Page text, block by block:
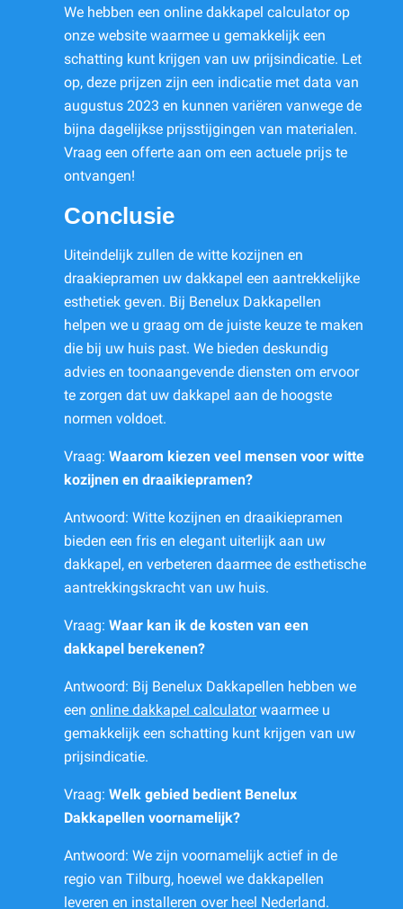
We hebben een online dakkapel calculator op
onze website waarmee u gemakkelijk een
schatting kunt krijgen van uw prijsindicatie. Let
op, deze prijzen zijn een indicatie met data van
augustus 2023 en kunnen variëren vanwege de
bijna dagelijkse prijsstijgingen van materialen.
Vraag een offerte aan om een actuele prijs te
ontvangen!
Conclusie
Uiteindelijk zullen de witte kozijnen en
draakiepramen uw dakkapel een aantrekkelijke
esthetiek geven. Bij Benelux Dakkapellen
helpen we u graag om de juiste keuze te maken
die bij uw huis past. We bieden deskundig
advies en toonaangevende diensten om ervoor
te zorgen dat uw dakkapel aan de hoogste
normen voldoet.
Vraag: Waarom kiezen veel mensen voor witte
kozijnen en draaikiepramen?
Antwoord: Witte kozijnen en draaikiepramen
bieden een fris en elegant uiterlijk aan uw
dakkapel, en verbeteren daarmee de esthetische
aantrekkingskracht van uw huis.
Vraag: Waar kan ik de kosten van een
dakkapel berekenen?
Antwoord: Bij Benelux Dakkapellen hebben we
een online dakkapel calculatorwaarmee u
gemakkelijk een schatting kunt krijgen van uw
prijsindicatie.
Vraag: Welk gebied bedient Benelux
Dakkapellen voornamelijk?
Antwoord: We zijn voornamelijk actief in de
regio van Tilburg, hoewel we dakkapellen
leveren en installeren over heel Nederland.